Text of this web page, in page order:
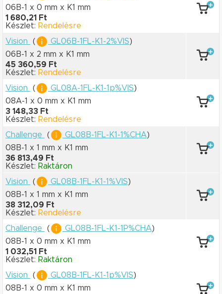
06B-1 x 0 mm x K1 mm
1 680,21 Ft
Készlet: Rendelésre
Vision
( GL06B-1FL-K1-2%VIS)
06B-1 x 2 mm x K1 mm
45 360,59 Ft
Készlet: Rendelésre
Vision
( GL08A-1FL-K1-1p%VIS)
08A-1 x 0 mm x K1 mm
3 148,33 Ft
Készlet: Rendelésre
Challenge
( GL08B-1FL-K1-1%CHA)
08B-1 x 1 mm x K1 mm
36 813,49 Ft
Készlet: Raktáron
Vision
( GL08B-1FL-K1-1%VIS)
08B-1 x 1 mm x K1 mm
38 312,09 Ft
Készlet: Rendelésre
Challenge
( GL08B-1FL-K1-1P%CHA)
08B-1 x 0 mm x K1 mm
1 032,51 Ft
Készlet: Raktáron
Vision
( GL08B-1FL-K1-1p%VIS)
08B-1 x 0 mm x K1 mm